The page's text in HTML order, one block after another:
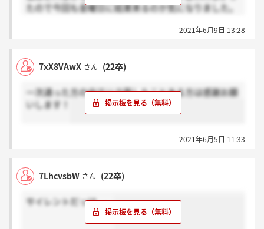
たので今回も金曜日に結果来るのか気になりました。
2021年6月9日 13:28
7xX8VAwX さん (22卒)
一次通った方の中でリク面したことある方は感謝お願
いします！
2021年6月5日 11:33
7LhcvsbW さん (22卒)
サイレントだっけ、、